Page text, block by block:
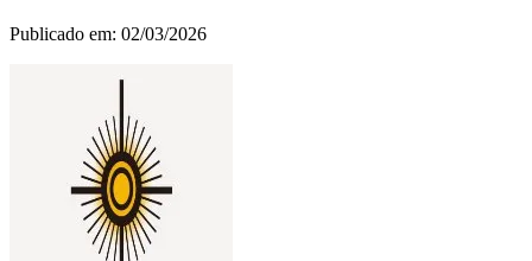
Publicado em: 02/03/2026